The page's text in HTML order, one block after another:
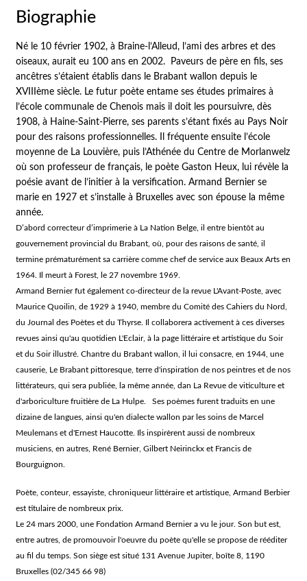
Biographie
Né le 10 février 1902, à Braine-l’Alleud, l’ami des arbres et des
oiseaux, aurait eu 100 ans en 2002. Paveurs de père en fils, ses
ancêtres s’étaient établis dans le Brabant wallon depuis le
XVIIIème siècle. Le futur poète entame ses études primaires à
l’école communale de Chenois mais il doit les poursuivre, dès
1908, à Haine-Saint-Pierre, ses parents s’étant fixés au Pays Noir
pour des raisons professionnelles. Il fréquente ensuite l’école
moyenne de La Louvière, puis l’Athénée du Centre de Morlanwelz
où son professeur de français, le poète Gaston Heux, lui révèle la
poésie avant de l’initier à la versification. Armand Bernier se
marie en 1927 et s’installe à Bruxelles avec son épouse la même
année.
D’abord correcteur d’imprimerie à La Nation Belge , il entre bientôt au
gouvernement provincial du Brabant, où, pour des raisons de santé, il
termine prématurément sa carrière comme chef de service aux Beaux Arts en
1964. Il meurt à Forest, le 27 novembre 1969.
Armand Bernier fut également co-directeur de la revue L'Avant-Poste, avec
Maurice Quoilin, de 1929 à 1940, membre du Comité des Cahiers du Nord,
du Journal des Poètes et du Thyrse. Il collaborera activement à ces diverses
revues ainsi qu'au quotidien L'Eclair, à la page littéraire et artistique du Soir
et du Soir illustré. Chantre du Brabant wallon, il lui consacre, en 1944, une
causerie, Le Brabant pittoresque, terre d'inspiration de nos peintres et de nos
littérateurs, qui sera publiée, la même année, dan La Revue de viticulture et
d'arboriculture fruitière de La Hulpe. Ses poèmes furent traduits en une
dizaine de langues, ainsi qu'en dialecte wallon par les soins de Marcel
Meulemans et d'Ernest Haucotte. Ils inspirèrent aussi de nombreux
musiciens, en autres, René Bernier, Gilbert Neirinckx et Francis de
Bourguignon.
Poète, conteur, essayiste, chroniqueur littéraire et artistique, Armand Berbier
est titulaire de nombreux prix.
Le 24 mars 2000, une Fondation Armand Bernier a vu le jour. Son but est,
entre autres, de promouvoir l'oeuvre du poète qu'elle se propose de rééditer
au fil du temps. Son siège est situé 131 Avenue Jupiter, boîte 8, 1190
Bruxelles (02/345 66 98)